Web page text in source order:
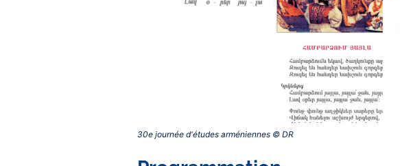
30e journée d'études arméniennes © DR‎
Contenu